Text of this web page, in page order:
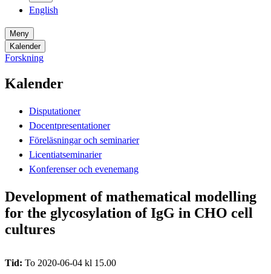
English
Meny
Kalender
Forskning
Kalender
Disputationer
Docentpresentationer
Föreläsningar och seminarier
Licentiatseminarier
Konferenser och evenemang
Development of mathematical modelling
for the glycosylation of IgG in CHO cell
cultures
Tid: To 2020-06-04 kl 15.00